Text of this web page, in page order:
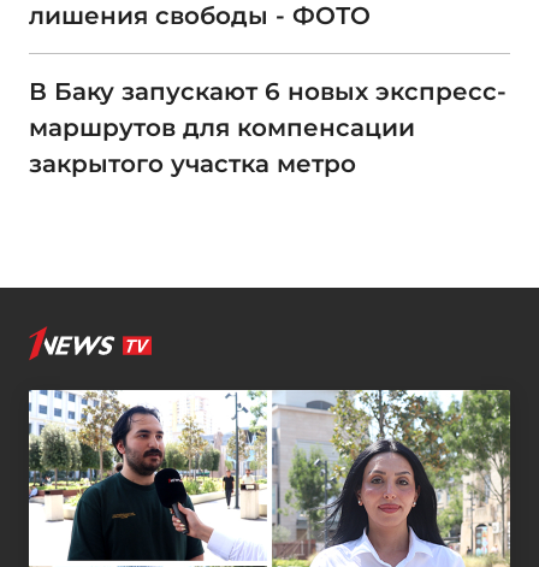
лишения свободы - ФОТО
В Баку запускают 6 новых экспресс-
маршрутов для компенсации
закрытого участка метро